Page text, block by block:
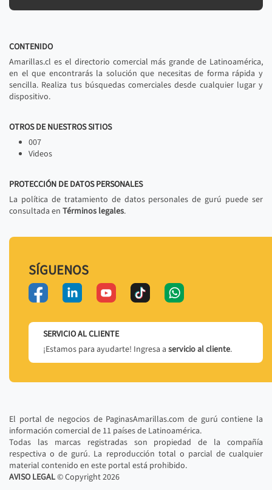
CONTENIDO
Amarillas.cl es el directorio comercial más grande de Latinoamérica,
en el que encontrarás la solución que necesitas de forma rápida y
sencilla. Realiza tus búsquedas comerciales desde cualquier lugar y
dispositivo.
OTROS DE NUESTROS SITIOS
007
Videos
PROTECCIÓN DE DATOS PERSONALES
La política de tratamiento de datos personales de gurú puede ser
consultada en Términos legales.
SÍGUENOS
SERVICIO AL CLIENTE
¡Estamos para ayudarte! Ingresa a servicio al cliente.
El portal de negocios de PaginasAmarillas.com de gurú contiene la
información comercial de 11 países de Latinoamérica.
Todas las marcas registradas son propiedad de la compañía
respectiva o de gurú. La reproducción total o parcial de cualquier
material contenido en este portal está prohibido.
AVISO LEGAL© Copyright2026